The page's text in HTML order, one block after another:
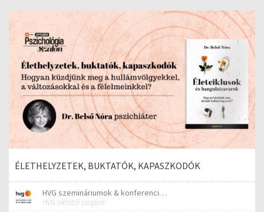
ÉLETHELYZETEK, BUKTATÓK, KAPASZKODÓK
HVG szemináriumok & konferenciák
HVG oktatói csoport